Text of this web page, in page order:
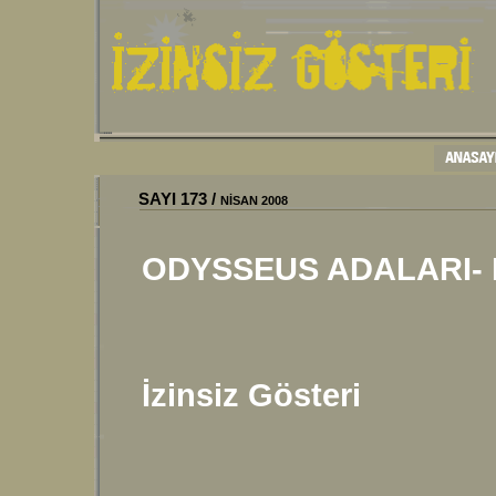
SAYI 173 / NİSAN 2008
ODYSSEUS
İzinsiz Gösteri